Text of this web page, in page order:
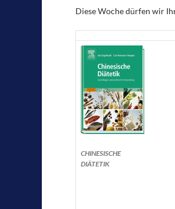
Diese Woche dürfen wir
CHINESISCHE
DIÄTETIK